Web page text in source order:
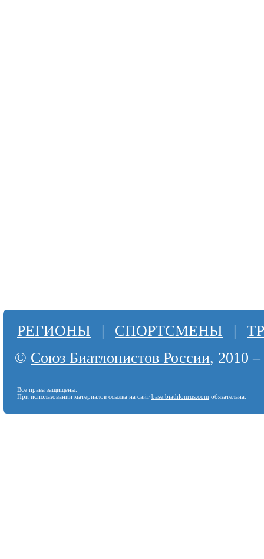
РЕГИОНЫ | СПОРТСМЕНЫ |
© Союз Биатлонистов России, 2010
Все права защищены.
При использовании материалов ссылка на сайт base.biathlonrus.com обязательна.